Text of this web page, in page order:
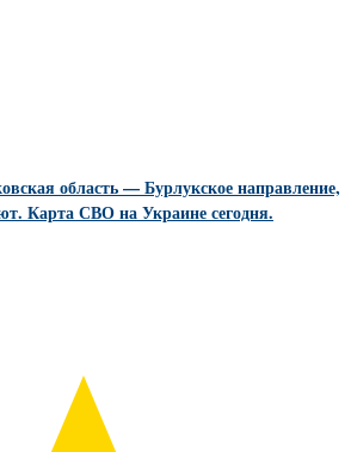
область — Бурлукское направление,
Карта СВО на Украине сегодня.